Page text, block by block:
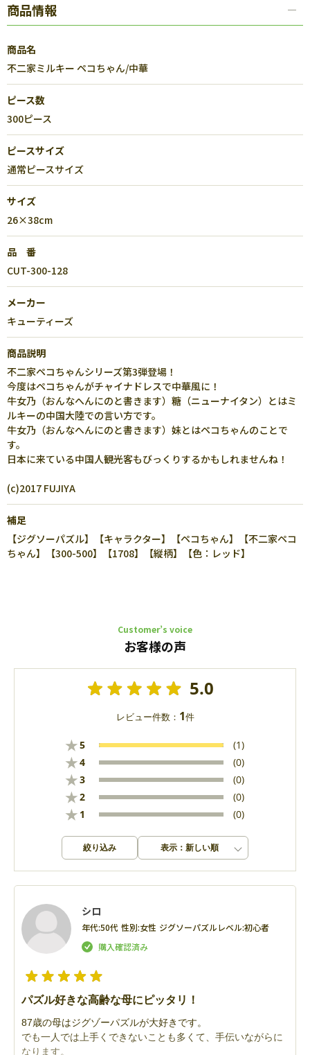
商品情報
商品名
不二家ミルキー ペコちゃん/中華
ピース数
300ピース
ピースサイズ
通常ピースサイズ
サイズ
26×38cm
品 番
CUT-300-128
メーカー
キューティーズ
商品説明
不二家ペコちゃんシリーズ第3弾登場！
今度はペコちゃんがチャイナドレスで中華風に！
牛女乃（おんなへんにのと書きます）糖（ニューナイタン）とはミ
ルキーの中国大陸での言い方です。
牛女乃（おんなへんにのと書きます）妹とはペコちゃんのことで
す。
日本に来ている中国人観光客もびっくりするかもしれませんね！
(c)2017 FUJIYA
補足
【ジグソーパズル】【キャラクター】【ペコちゃん】【不二家ペコ
ちゃん】【300-500】【1708】【縦柄】【色：レッド】
Customer’s voice
お客様の声
5.0
レビュー件数： 1件
★5 (1)
★4 (0)
★3 (0)
★2 (0)
★ 1 (0)
絞り込み 表示：新しい順
シロ
年代:50代 性別:女性 ジグソーパズルレベル:初心者
パズル好きな高齢な母にピッタリ！
87歳の母はジグゾーパズルが大好きです。
でも一人では上手くできないことも多くて、手伝いながらに
なります。